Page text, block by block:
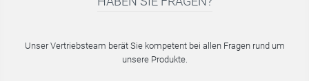
Unser Vertriebsteam berät Sie kompetent bei allen Fragen rund um
unsere Produkte.